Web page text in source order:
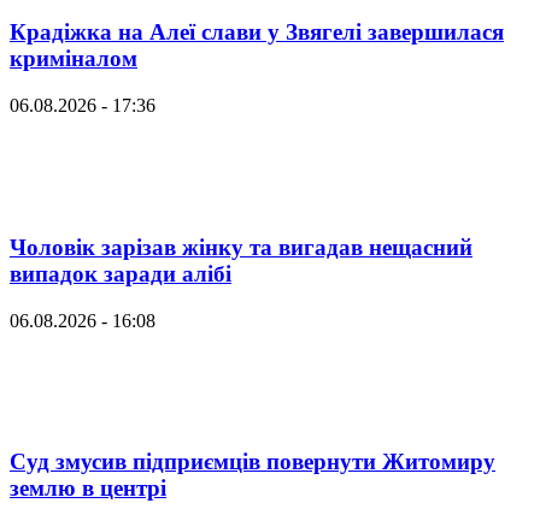
Крадіжка на Алеї слави у Звягелі завершилася
криміналом
06.08.2026 - 17:36
Чоловік зарізав жінку та вигадав нещасний
випадок заради алібі
06.08.2026 - 16:08
Суд змусив підприємців повернути Житомиру
землю в центрі